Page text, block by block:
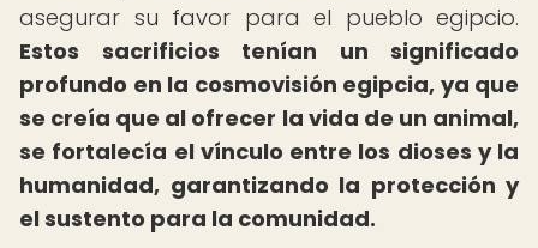
asegurar su favor para el pueblo egipcio.
Estos sacrificios tenían un significado
profundo en la cosmovisión egipcia, ya que
se creía que al ofrecer la vida de un animal,
se fortalecía el vínculo entre los dioses y la
humanidad, garantizando la protección y
el sustento para la comunidad.